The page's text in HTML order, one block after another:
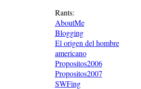
Rants:
AboutMe
Blogging
El origen del hombre
americano
Propositos2006
Propositos2007
SWFing